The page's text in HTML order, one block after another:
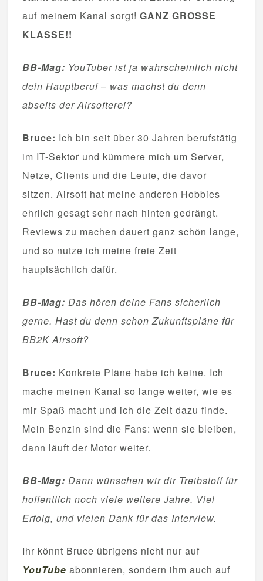
auf meinem Kanal sorgt!GANZ GROSSE
KLASSE!!
BB-Mag: YouTuber ist ja wahrscheinlich nicht
dein Hauptberuf – was machst du denn
abseits der Airsofterei?
Bruce: Ich bin seit über 30 Jahren berufstätig
im IT-Sektor und kümmere mich um Server,
Netze, Clients und die Leute, die davor
sitzen. Airsoft hat meine anderen Hobbies
ehrlich gesagt sehr nach hinten gedrängt.
Reviews zu machen dauert ganz schön lange,
und so nutze ich meine freie Zeit
hauptsächlich dafür.
BB-Mag: Das hören deine Fans sicherlich
gerne. Hast du denn schon Zukunftspläne für
BB2K Airsoft?
Bruce: Konkrete Pläne habe ich keine. Ich
mache meinen Kanal so lange weiter, wie es
mir Spaß macht und ich die Zeit dazu finde.
Mein Benzin sind die Fans: wenn sie bleiben,
dann läuft der Motor weiter.
BB-Mag: Dann wünschen wir dir Treibstoff für
hoffentlich noch viele weitere Jahre. Viel
Erfolg, und vielen Dank für das Interview.
Ihr könnt Bruce übrigens nicht nur auf
YouTube abonnieren, sondern ihm auch auf